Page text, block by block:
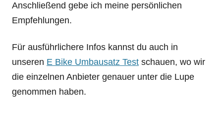
Anschließend gebe ich meine persönlichen
Empfehlungen.
Für ausführlichere Infos kannst du auch in
unseren E Bike Umbausatz Test schauen, wo wir
die einzelnen Anbieter genauer unter die Lupe
genommen haben.